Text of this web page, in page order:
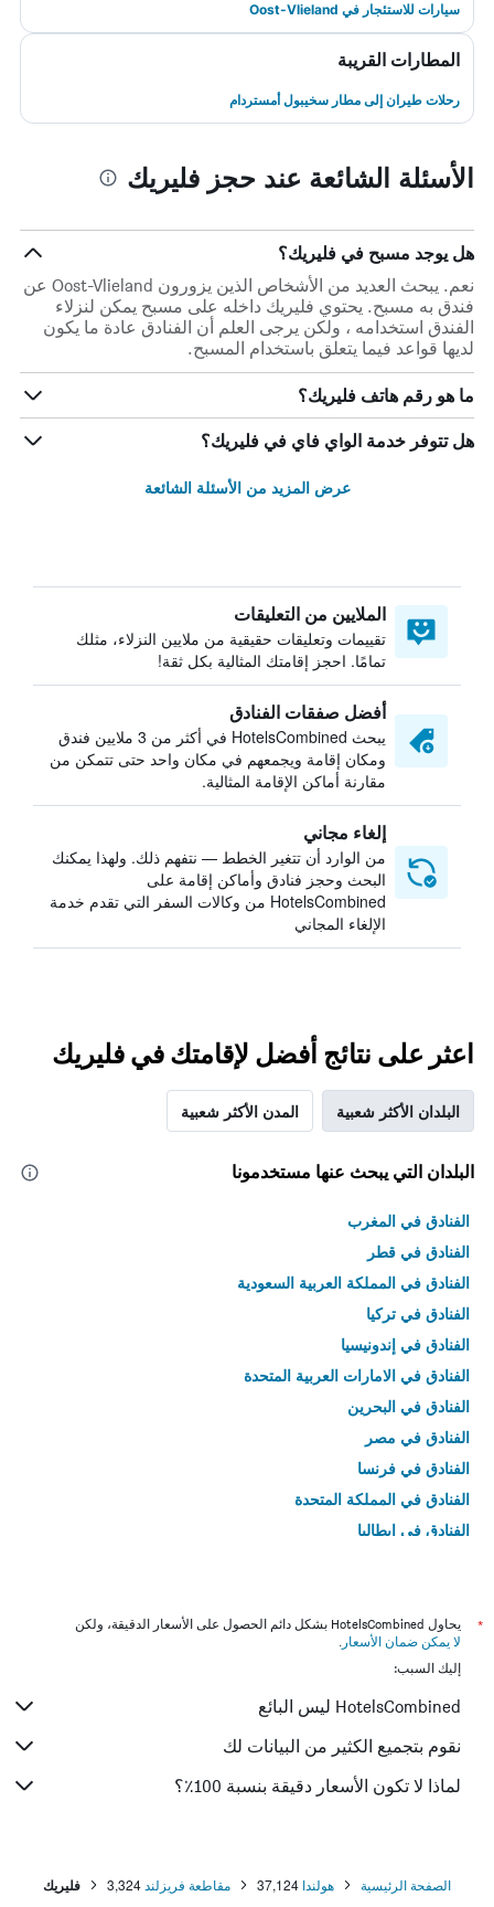
سيارات للاستئجار في Oost-Vlieland
المطارات القريبة
رحلات طيران إلى مطار سخيبول أمستردام
الأسئلة الشائعة عند حجز فليريك
هل يوجد مسبح في فليريك؟
نعم. يبحث العديد من الأشخاص الذين يزورون Oost-Vlieland عن
فندق به مسبح. يحتوي فليريك داخله على مسبح يمكن لنزلاء
الفندق استخدامه ، ولكن يرجى العلم أن الفنادق عادة ما يكون
لديها قواعد فيما يتعلق باستخدام المسبح.
ما هو رقم هاتف فليريك؟
هل تتوفر خدمة الواي فاي في فليريك؟
عرض المزيد من الأسئلة الشائعة
الملايين من التعليقات
تقييمات وتعليقات حقيقية من ملايين النزلاء، مثلك
تمامًا. احجز إقامتك المثالية بكل ثقة!
أفضل صفقات الفنادق
يبحث HotelsCombined في أكثر من 3 ملايين فندق
ومكان إقامة ويجمعهم في مكان واحد حتى تتمكن من
مقارنة أماكن الإقامة المثالية.
إلغاء مجاني
من الوارد أن تتغير الخطط — نتفهم ذلك. ولهذا يمكنك
البحث وحجز فنادق وأماكن إقامة على
HotelsCombined من وكالات السفر التي تقدم خدمة
الإلغاء المجاني
اعثر على نتائج أفضل لإقامتك في فليريك
البلدان الأكثر شعبية المدن الأكثر شعبية
البلدان التي يبحث عنها مستخدمونا
الفنادق في المغرب
الفنادق في قطر
الفنادق في المملكة العربية السعودية
الفنادق في تركيا
الفنادق في إندونيسيا
الفنادق في الامارات العربية المتحدة
الفنادق في البحرين
الفنادق في مصر
الفنادق في فرنسا
الفنادق في المملكة المتحدة
الفنادق في إيطاليا
*
يحاول HotelsCombined بشكل دائم الحصول على الأسعار الدقيقة، ولكن
لا يمكن ضمان الأسعار .
إليك السبب:
HotelsCombined ليس البائع
نقوم بتجميع الكثير من البيانات لك
لماذا لا تكون الأسعار دقيقة بنسبة 100٪؟
الصفحة الرئيسية هولندا 37,124 مقاطعة فريزلند 3,324 فليريك